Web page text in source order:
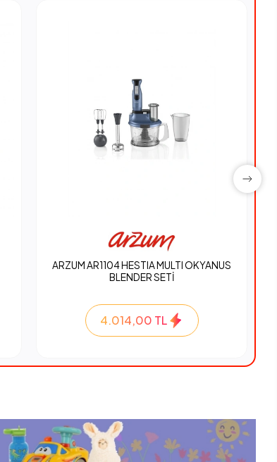
ARZUM AR1104 HESTIA MULTI OKYANUS
BLENDER SETİ
4.014,00 TL